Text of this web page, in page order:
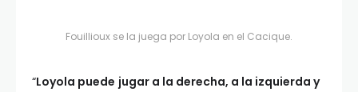
Fouillioux se la juega por Loyola en el Cacique.
“Loyola puede jugar a la derecha, a la izquierda y